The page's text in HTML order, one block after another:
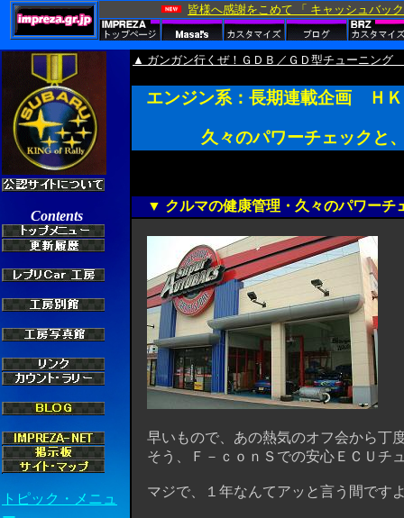
▲ ガンガン行くぜ！ＧＤＢ／ＧＤ型チューニング
エンジン系：長期連載企画 Ｈ
久々のパワーチェックと
▼ クルマの健康管理・久々のパワーチ
早いもので、あの熱気のオフ会から丁
そう、Ｆ－ｃｏｎＳでの安心ＥＣＵチ
マジで、１年なんてアッと言う間です